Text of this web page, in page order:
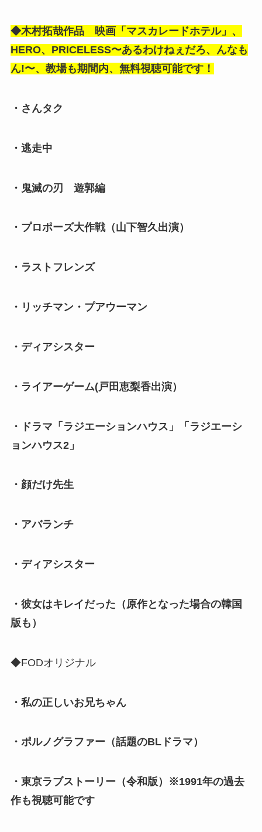
◆木村拓哉作品 映画「マスカレードホテル」、
HERO、PRICELESS〜あるわけねぇだろ、んなも
ん!〜、教場も期間内、無料視聴可能です！
・さんタク
・逃走中
・鬼滅の刃 遊郭編
・プロポーズ大作戦（山下智久出演）
・ラストフレンズ
・リッチマン・プアウーマン
・ディアシスター
・ライアーゲーム(戸田恵梨香出演）
・ドラマ「ラジエーションハウス」「ラジエーシ
ョンハウス2」
・顔だけ先生
・アバランチ
・ディアシスター
・彼女はキレイだった（原作となった場合の韓国
版も）
◆FODオリジナル
・私の正しいお兄ちゃん
・ポルノグラファー（話題のBLドラマ）
・東京ラブストーリー（令和版）※1991年の過去
作も視聴可能です